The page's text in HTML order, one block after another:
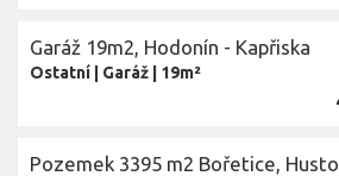
Garáž 19m2, Hodonín - Kapřiska
Ostatní Garáž 19m²
Pozemek 3395 m2 Bořetice,